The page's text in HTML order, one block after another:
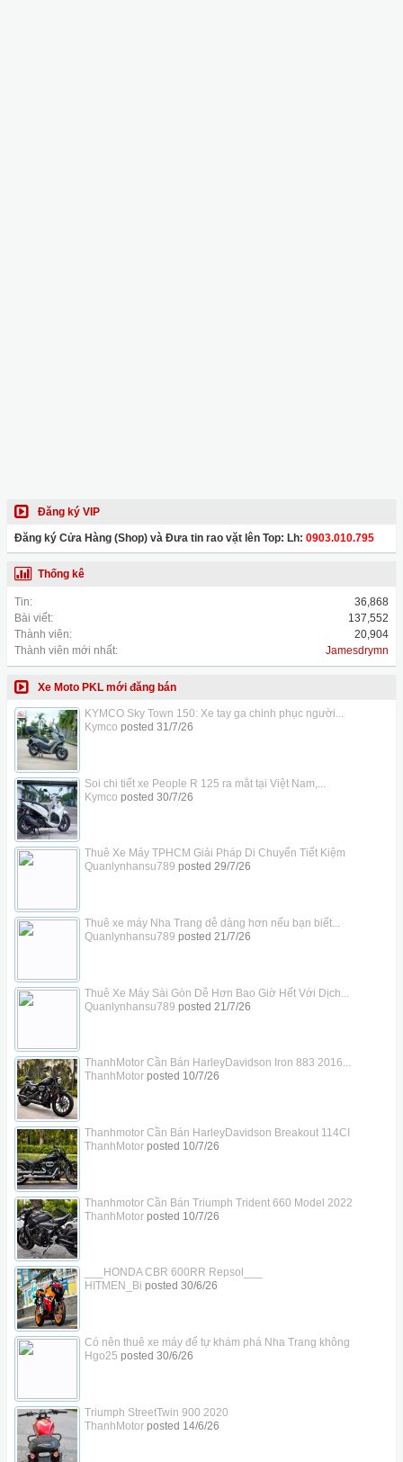
Đăng ký VIP
Đăng ký Cửa Hàng (Shop) và Đưa tin rao vặt lên Top: Lh: 0903.010.795
Thống kê
Tin:
36,868
Bài viết:
137,552
Thành viên:
20,904
Thành viên mới nhất:
Jamesdrymn
Xe Moto PKL mới đăng bán
KYMCO Sky Town 150: Xe tay ga chinh phục người...
Kymco posted 31/7/26
Soi chi tiết xe People R 125 ra mắt tại Việt Nam,...
Kymco posted 30/7/26
Thuê Xe Máy TPHCM Giải Pháp Di Chuyển Tiết Kiệm
Quanlynhansu789 posted 29/7/26
Thuê xe máy Nha Trang dễ dàng hơn nếu bạn biết...
Quanlynhansu789 posted 21/7/26
Thuê Xe Máy Sài Gòn Dễ Hơn Bao Giờ Hết Với Dịch...
Quanlynhansu789 posted 21/7/26
ThanhMotor Cần Bán HarleyDavidson Iron 883 2016...
ThanhMotorposted 10/7/26
Thanhmotor Cần Bán HarleyDavidson Breakout 114CI
ThanhMotorposted 10/7/26
Thanhmotor Cần Bán Triumph Trident 660 Model 2022
ThanhMotorposted 10/7/26
___HONDA CBR 600RR Repsol___
HITMEN_Bi posted 30/6/26
Có nên thuê xe máy để tự khám phá Nha Trang không
Hgo25 posted 30/6/26
Triumph StreetTwin 900 2020
ThanhMotorposted 14/6/26